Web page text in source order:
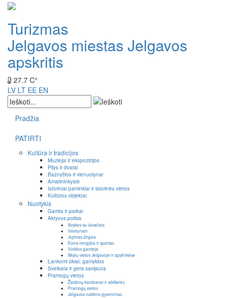
Turizmas
Jelgavos miestas Jelgavos
apskritis
27.7 C°
LV LT EE EN
Pradžia
PATIRTI
Kultūra ir tradicijos
Muziejai ir ekspozicijos
Pilys ir dvarai
Bažnyčios ir vienuolynai
Amatininkystė
Istoriniai paminklai ir istorinės vietos
Kultūros objektai
Nuotykis
Gamta ir parkai
Aktyvus poilsis
Išvykos su laiveliais
Veeturism
Jojimas žirgais
Kūno rengyba ir sportas
Veiklos gamtoje
Iškylų vietos Jelgavoje ir apylinkėse
Lankomi ūkiai, gamyklos
Sveikata ir gera savijauta
Pramogų vietos
Žaidimų kambariai ir aikštelės
Pramogų vietos
Jelgavos naktinis gyvenimas